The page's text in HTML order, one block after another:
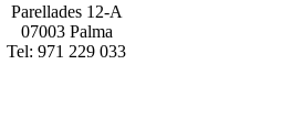
Parellades 12-A
07003 Palma
Tel: 971 229 033